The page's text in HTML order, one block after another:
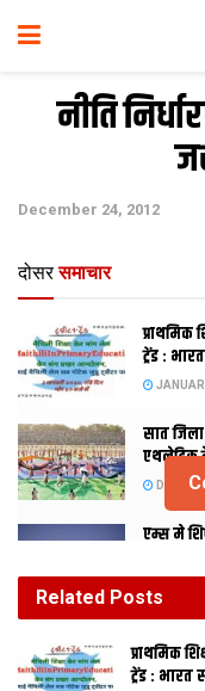
नीति
December 24, 2012
दोसर समाचार
प्राथमिक
ट्रेंड :
सात
एथलेटिक
एम्स मे
लोकनि,
Related Posts
प्राथमिक
ट्रेंड :